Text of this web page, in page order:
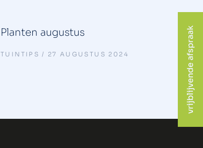
vrijblijvende afspraak
Planten augustus
TUINTIPS 27 AUGUSTUS 2024